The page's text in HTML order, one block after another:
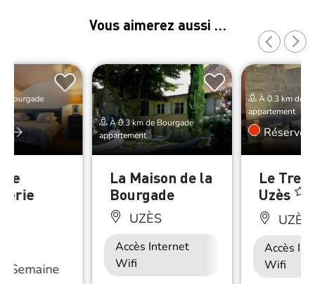
Vous aimerez aussi …
Bourgade
Semaine
À 0.3 km de Bourgade
appartement
La Maison de la
Bourgade
UZÈS
Accès Internet
Wifi
À 0.3 km de
appartement
Réserver
Le
Uzès
UZÈS
Accès
Wifi